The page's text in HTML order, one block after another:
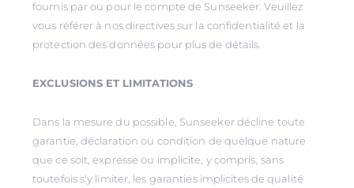
fournis par ou pour le compte de Sunseeker. Veuillez
vous référer à nos directives sur la confidentialité et la
protection des données pour plus de détails.
EXCLUSIONS ET LIMITATIONS
Dans la mesure du possible, Sunseeker décline toute
garantie, déclaration ou condition de quelque nature
que ce soit, expresse ou implicite, y compris, sans
toutefois s'y limiter, les garanties implicites de qualité